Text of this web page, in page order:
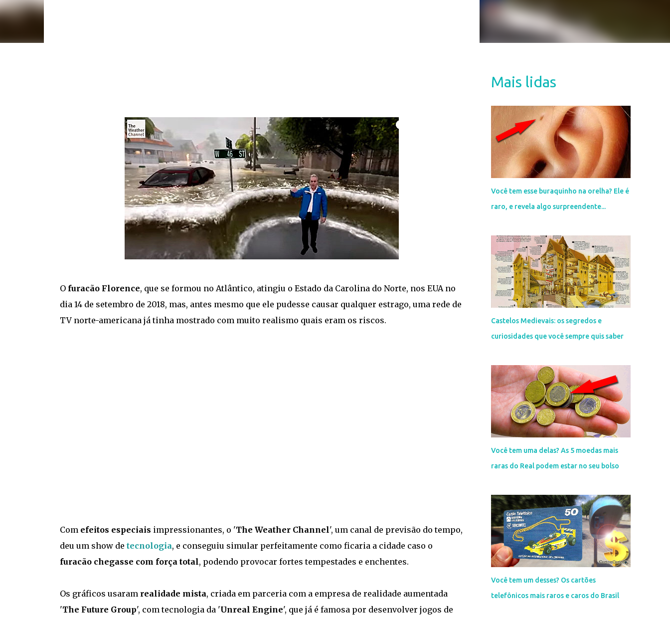
O furacão Florence, que se formou no Atlântico, atingiu o Estado da Carolina do Norte, nos EUA no
dia 14 de setembro de 2018, mas, antes mesmo que ele pudesse causar qualquer estrago, uma rede de
TV norte-americana já tinha mostrado com muito realismo quais eram os riscos.
Com efeitos especiais impressionantes, o 'The Weather Channel', um canal de previsão do tempo,
deu um show de tecnologia, e conseguiu simular perfeitamente como ficaria a cidade caso o
furacão chegasse com força total, podendo provocar fortes tempestades e enchentes.
Os gráficos usaram realidade mista, criada em parceria com a empresa de realidade aumentada
'The Future Group', com tecnologia da 'Unreal Engine', que já é famosa por desenvolver jogos de
Mais lidas
Você tem esse buraquinho na orelha? Ele é
raro, e revela algo surpreendente...
Castelos Medievais: os segredos e
curiosidades que você sempre quis saber
Você tem uma delas? As 5 moedas mais
raras do Real podem estar no seu bolso
Você tem um desses? Os cartões
telefônicos mais raros e caros do Brasil